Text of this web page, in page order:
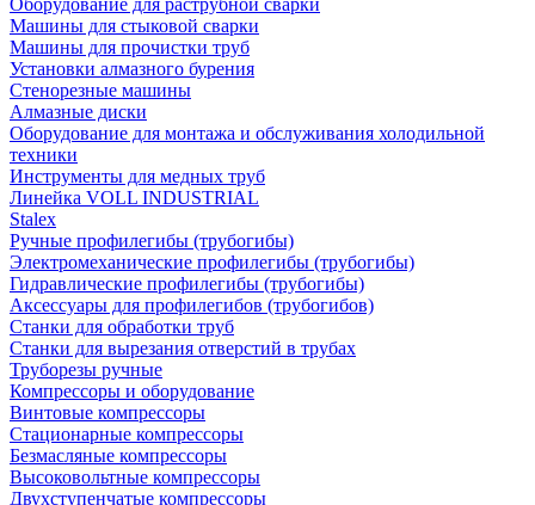
Оборудование для раструбной сварки
Машины для стыковой сварки
Машины для прочистки труб
Установки алмазного бурения
Стенорезные машины
Алмазные диски
Оборудование для монтажа и обслуживания холодильной
техники
Инструменты для медных труб
Линейка VOLL INDUSTRIAL
Stalex
Ручные профилегибы (трубогибы)
Электромеханические профилегибы (трубогибы)
Гидравлические профилегибы (трубогибы)
Аксессуары для профилегибов (трубогибов)
Станки для обработки труб
Станки для вырезания отверстий в трубах
Труборезы ручные
Компрессоры и оборудование
Винтовые компрессоры
Стационарные компрессоры
Безмасляные компрессоры
Высоковольтные компрессоры
Двухступенчатые компрессоры